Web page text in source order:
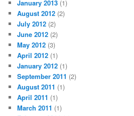
January 2013 (1)
August 2012 (2)
July 2012 (2)
June 2012 (2)
May 2012 (3)
April 2012 (1)
January 2012 (1)
September 2011 (2)
August 2011 (1)
April 2011 (1)
March 2011 (1)